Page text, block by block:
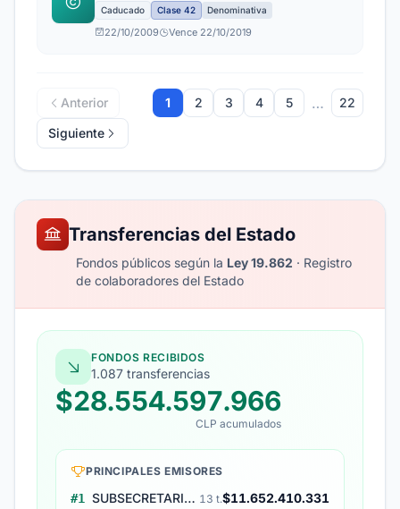
Caducado Clase 42 Denominativa
22/10/2009 Vence 22/10/2019
Anterior 1 2 3 4 5 …
22
Siguiente
Transferencias del Estado
Fondos públicos según la Ley 19.862 · Registro
de colaboradores del Estado
FONDOS RECIBIDOS
1.087 transferencias
$28.554.597.966
CLP acumulados
PRINCIPALES EMISORES
#1 SUBSECRETARIA DEL INTERIOR 13 t.$11.652.410.331